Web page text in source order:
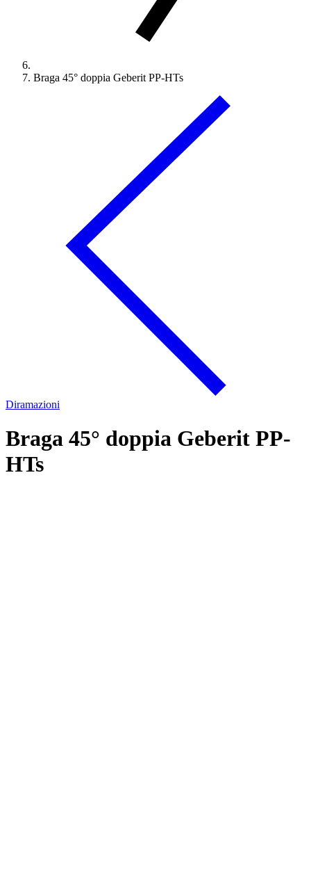
Braga 45° doppia Geberit PP-HTs
Diramazioni
Braga 45° doppia Geberit PP-
HTs